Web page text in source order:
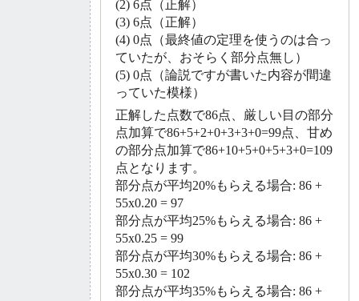
(2) 6点（正解）
(3) 6点（正解）
(4) 0点（最終値の定理を使うのは合っ
ていたが、おそらく部分点無し）
(5) 0点（論説ですが書いた内容が間違
っていた模様）
正解した点数で86点、厳しい目の部分
点加算で86+5+2+0+3+3+0=99点、甘め
の部分点加算で86+10+5+0+5+3+0=109
点となります。
部分点が平均20%もらえる場合: 86 +
55x0.20 = 97
部分点が平均25%もらえる場合: 86 +
55x0.25 = 99
部分点が平均30%もらえる場合: 86 +
55x0.30 = 102
部分点が平均35%もらえる場合: 86 +